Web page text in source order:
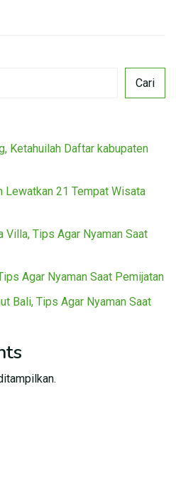
Cari
Ketahuilah Daftar kabupaten
Lewatkan 21 Tempat Wisata
Villa, Tips Agar Nyaman Saat
Agar Nyaman Saat Pemijatan
Bali, Tips Agar Nyaman Saat